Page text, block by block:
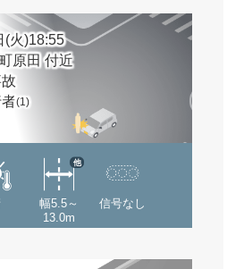
(火)18:55
原田 付近
(1)
幅5.5～
13.0m
他
信号なし